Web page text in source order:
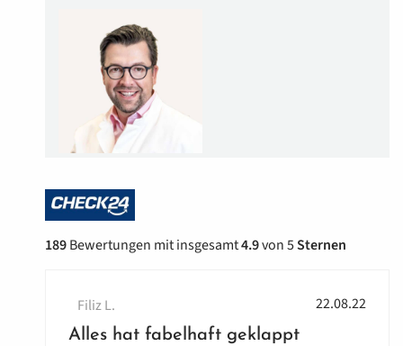
189Bewertungen mit insgesamt4.9von5Sternen
Filiz L. 22.08.22
Alles hat fabelhaft geklappt